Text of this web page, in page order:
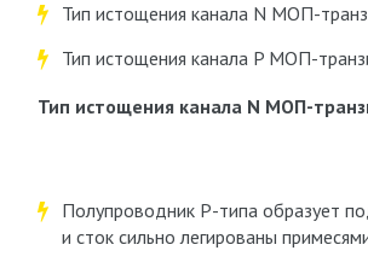
Тип истощения канала N МОП-
Тип истощения канала P МОП-
Тип истощения канала N МОП-
Полупроводник P-типа образует
и сток сильно легированы